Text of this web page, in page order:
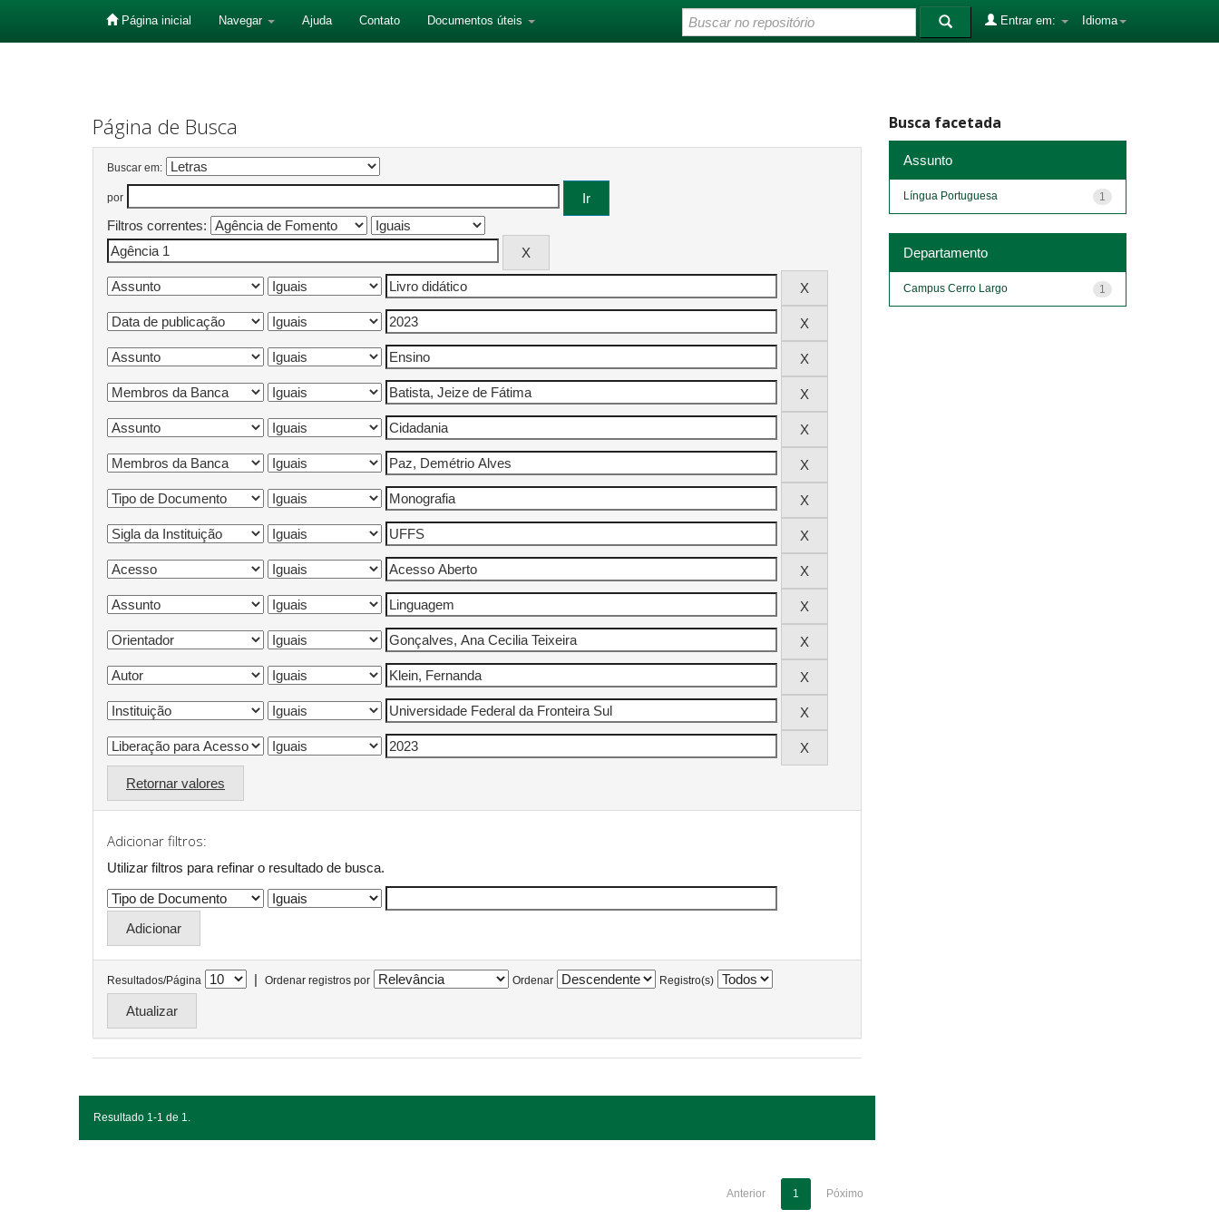
Página inicial Navegar Ajuda Contato Documentos úteis Idioma
Entrar em:
Página de Busca
Buscar em:
por
Filtros correntes:
Retornar valores
Adicionar filtros:
Utilizar filtros para refinar o resultado de busca.
Resultados/Página | Ordenar registros por Ordenar Registro(s)
Resultado 1-1 de 1.
Anterior 1 Póximo
Busca facetada
Assunto
1
Língua Portuguesa
Departamento
1
Campus Cerro Largo